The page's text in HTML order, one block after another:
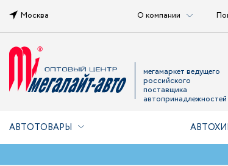
Москва О компании
мегамаркет ведущего
российского
поставщика
автопринадлежностей
АВТОТОВАРЫ